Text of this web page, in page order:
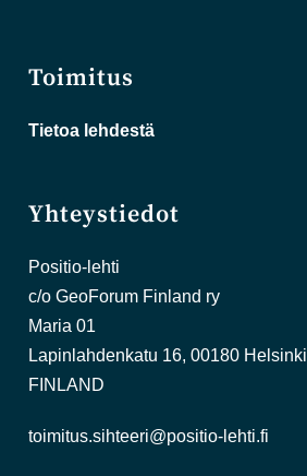
Toimitus
Tietoa lehdestä
Yhteystiedot
Positio-lehti
c/o GeoForum Finland ry
Maria 01
Lapinlahdenkatu 16, 00180 Helsinki
FINLAND
toimitus.sihteeri@positio-lehti.fi